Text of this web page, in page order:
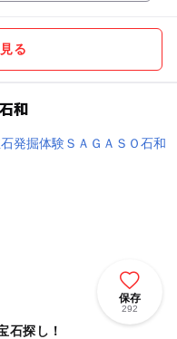
る
和
保存
292
石探し！